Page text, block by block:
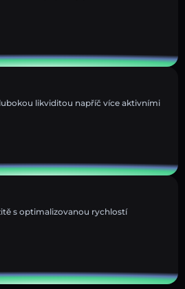
likviditou napříč více aktivními
s optimalizovanou rychlostí